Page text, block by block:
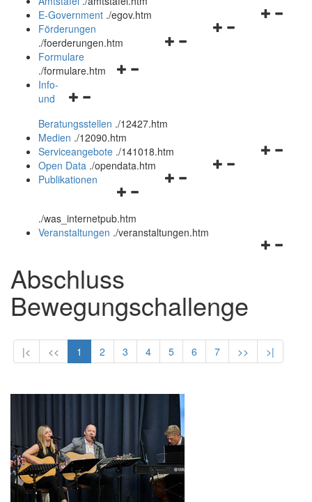
Navigationsmenü
E-Government ./egov.htm
Navigationsmenü
Förderungen
./foerderungen.htm
Navigationsmenü
Formulare
./formulare.htm
Navigationsmenü
und
schließen
Info-
und
Beratungsstellen ./12427.htm
Medien ./12090.htm
Navigationsmenü
Serviceangebote ./141018.htm
Navigationsmenü
Open Data ./opendata.htm
Navigationsmenü
und
schließen
Publikationen
./was_internetpub.htm
Veranstaltungen ./veranstaltungen.htm
Abschluss
Bewegungschallenge
|< << 1 2 3 4 5 6 7 >> >|